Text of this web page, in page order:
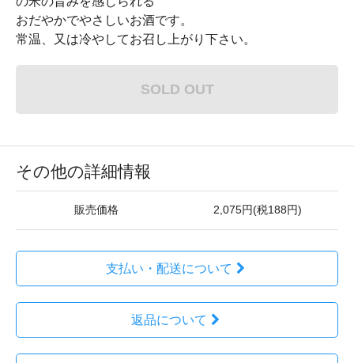
おだやかでやさしいお酒です。
常温、又は冷やしてお召し上がり下さい。
SOLD OUT
その他の詳細情報
販売価格 2,075円(税188円)
支払い・配送について
返品について